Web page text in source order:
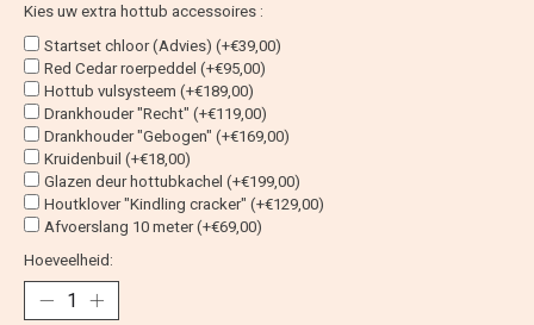
Kies uw extra hottub accessoires :
Startset chloor (Advies) (+€39,00)
Red Cedar roerpeddel (+€95,00)
Hottub vulsysteem (+€189,00)
Drankhouder "Recht" (+€119,00)
Drankhouder "Gebogen" (+€169,00)
Kruidenbuil (+€18,00)
Glazen deur hottubkachel (+€199,00)
Houtklover "Kindling cracker" (+€129,00)
Afvoerslang 10 meter (+€69,00)
Hoeveelheid: